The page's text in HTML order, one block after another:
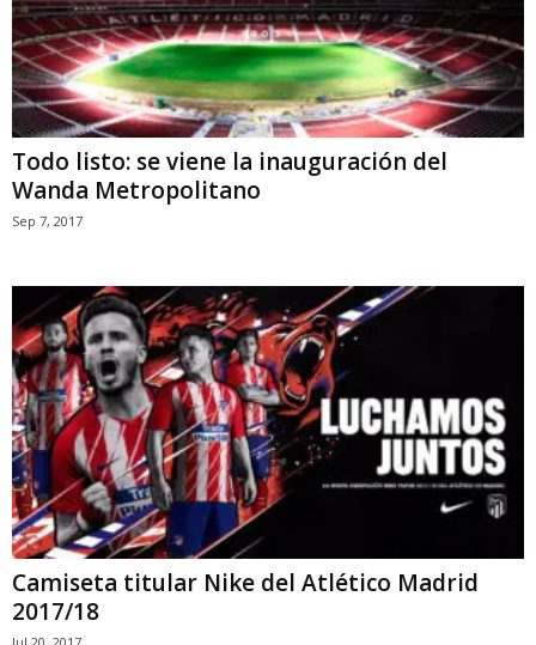
Todo listo: se viene la inauguración del
Wanda Metropolitano
Sep 7, 2017
Camiseta titular Nike del Atlético Madrid
2017/18